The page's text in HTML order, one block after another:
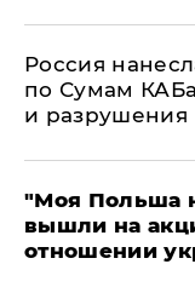
Россия
по Сумам
и разрушения
"Моя Польша
вышли на
отношении